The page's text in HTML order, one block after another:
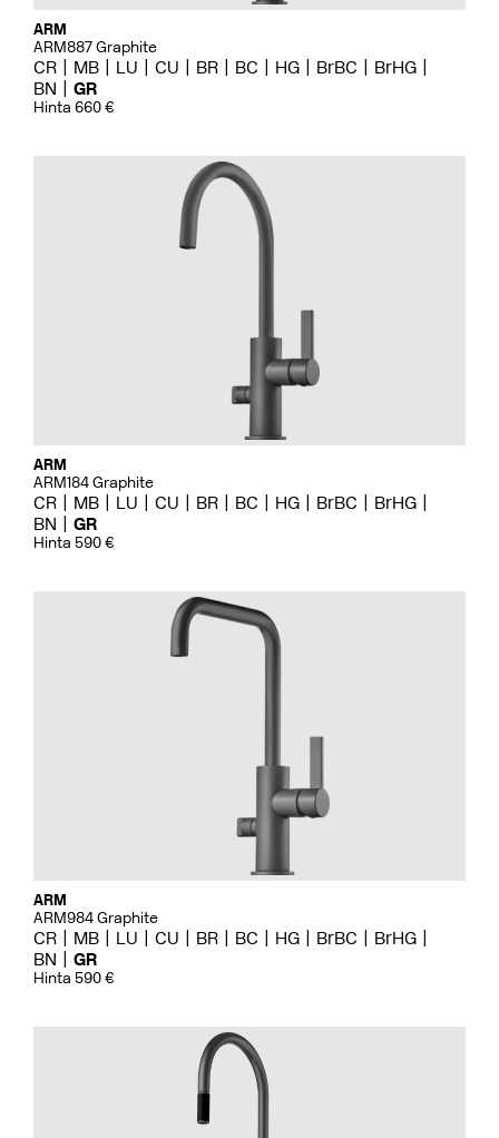
ARM
ARM887 Graphite
CR MB LU CU BR BC HG BrBC
BrHG
BN
GR
Hinta 660 €
ARM
ARM184 Graphite
CR MB LU CU BR BC HG BrBC
BrHG
BN
GR
Hinta 590 €
ARM
ARM984 Graphite
CR MB LU CU BR BC HG BrBC
BrHG
BN
GR
Hinta 590 €